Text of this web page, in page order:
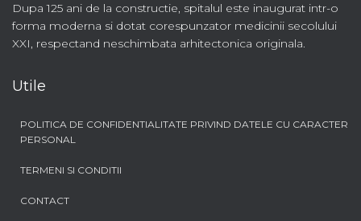
Dupa 125 ani de la constructie, spitalul este inaugurat intr-o
forma moderna si dotat corespunzator medicinii secolului
XXI, respectand neschimbata arhitectonica originala.
Utile
POLITICA DE CONFIDENTIALITATE PRIVIND DATELE CU CARACTER
PERSONAL
TERMENI SI CONDITII
CONTACT